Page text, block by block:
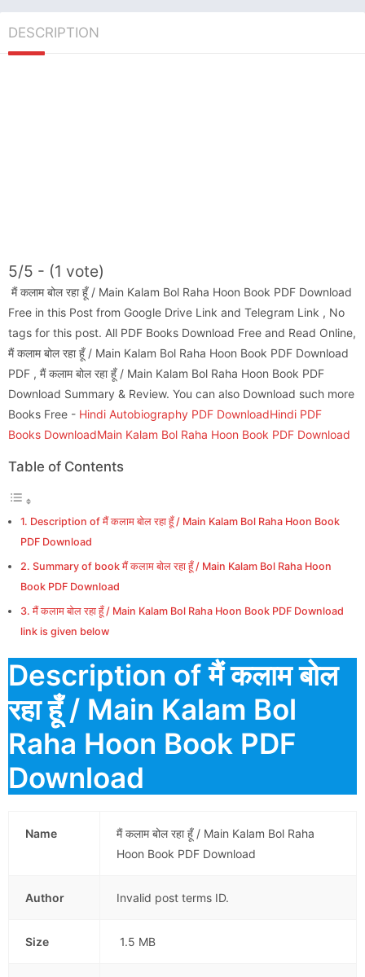
DESCRIPTION
5/5 - (1 vote)
मैं कलाम बोल रहा हूँ / Main Kalam Bol Raha Hoon Book PDF Download
Free in this Post from Google Drive Link and Telegram Link , No
tags for this post. All PDF Books Download Free and Read Online,
मैं कलाम बोल रहा हूँ / Main Kalam Bol Raha Hoon Book PDF Download
PDF , मैं कलाम बोल रहा हूँ / Main Kalam Bol Raha Hoon Book PDF
Download Summary & Review. You can also Download such more
Books Free - Hindi Autobiography PDF DownloadHindi PDF
Books DownloadMain Kalam Bol Raha Hoon Book PDF Download
Table of Contents
Description of मैं कलाम बोल रहा हूँ / Main Kalam Bol Raha Hoon Book
PDF Download
Summary of book मैं कलाम बोल रहा हूँ / Main Kalam Bol Raha Hoon
Book PDF Download
मैं कलाम बोल रहा हूँ / Main Kalam Bol Raha Hoon Book PDF Download
link is given below
Description of मैं कलाम बोल
रहा हूँ / Main Kalam Bol
Raha Hoon Book PDF
Download
Name
मैं कलाम बोल रहा हूँ / Main Kalam Bol Raha
Hoon Book PDF Download
Author Invalid post terms ID.
Size 1.5 MB